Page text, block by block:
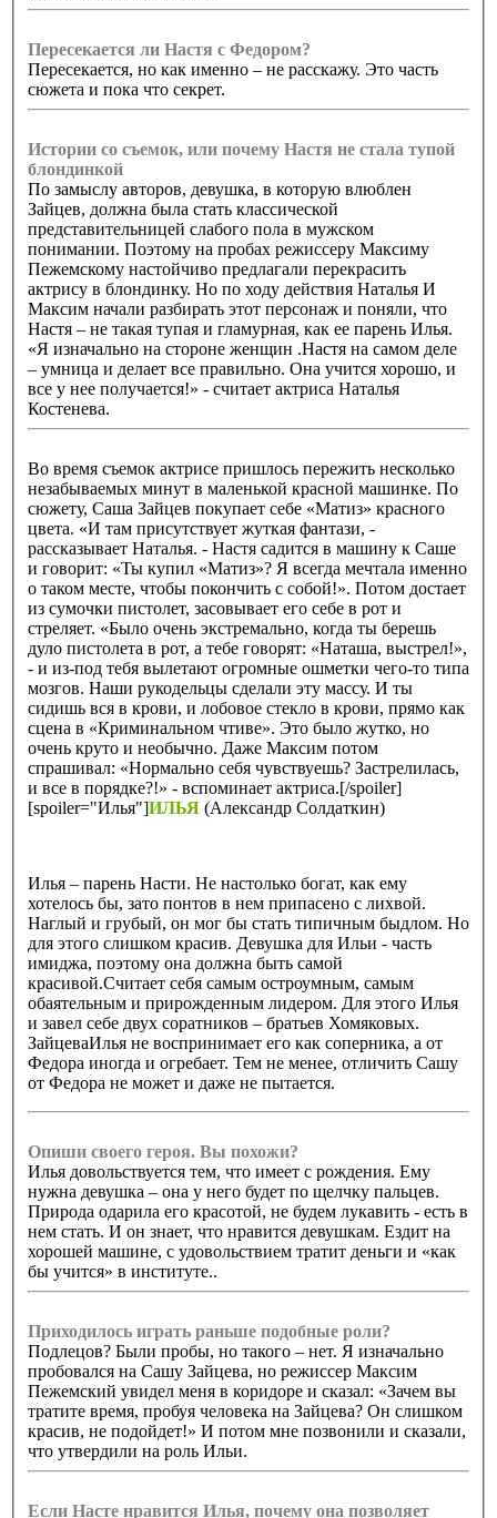
Пересекается ли Настя с Федором?
Пересекается, но как именно – не расскажу. Это часть
сюжета и пока что секрет.
Истории со съемок, или почему Настя не стала тупой
блондинкой
По замыслу авторов, девушка, в которую влюблен
Зайцев, должна была стать классической
представительницей слабого пола в мужском
понимании. Поэтому на пробах режиссеру Максиму
Пежемскому настойчиво предлагали перекрасить
актрису в блондинку. Но по ходу действия Наталья И
Максим начали разбирать этот персонаж и поняли, что
Настя – не такая тупая и гламурная, как ее парень Илья.
«Я изначально на стороне женщин .Настя на самом деле
– умница и делает все правильно. Она учится хорошо, и
все у нее получается!» - считает актриса Наталья
Костенева.
Во время съемок актрисе пришлось пережить несколько
незабываемых минут в маленькой красной машинке. По
сюжету, Саша Зайцев покупает себе «Матиз» красного
цвета. «И там присутствует жуткая фантази, -
рассказывает Наталья. - Настя садится в машину к Саше
и говорит: «Ты купил «Матиз»? Я всегда мечтала именно
о таком месте, чтобы покончить с собой!». Потом достает
из сумочки пистолет, засовывает его себе в рот и
стреляет. «Было очень экстремально, когда ты берешь
дуло пистолета в рот, а тебе говорят: «Наташа, выстрел!»,
- и из-под тебя вылетают огромные ошметки чего-то типа
мозгов. Наши рукодельцы сделали эту массу. И ты
сидишь вся в крови, и лобовое стекло в крови, прямо как
сцена в «Криминальном чтиве». Это было жутко, но
очень круто и необычно. Даже Максим потом
спрашивал: «Нормально себя чувствуешь? Застрелилась,
и все в порядке?!» - вспоминает актриса.[/spoiler]
[spoiler="Илья"]ИЛЬЯ (Александр Солдаткин)
Илья – парень Насти. Не настолько богат, как ему
хотелось бы, зато понтов в нем припасено с лихвой.
Наглый и грубый, он мог бы стать типичным быдлом. Но
для этого слишком красив. Девушка для Ильи - часть
имиджа, поэтому она должна быть самой
красивой.Считает себя самым остроумным, самым
обаятельным и прирожденным лидером. Для этого Илья
и завел себе двух соратников – братьев Хомяковых.
ЗайцеваИлья не воспринимает его как соперника, а от
Федора иногда и огребает. Тем не менее, отличить Сашу
от Федора не может и даже не пытается.
Опиши своего героя. Вы похожи?
Илья довольствуется тем, что имеет с рождения. Ему
нужна девушка – она у него будет по щелчку пальцев.
Природа одарила его красотой, не будем лукавить - есть в
нем стать. И он знает, что нравится девушкам. Ездит на
хорошей машине, с удовольствием тратит деньги и «как
бы учится» в институте..
Приходилось играть раньше подобные роли?
Подлецов? Были пробы, но такого – нет. Я изначально
пробовался на Сашу Зайцева, но режиссер Максим
Пежемский увидел меня в коридоре и сказал: «Зачем вы
тратите время, пробуя человека на Зайцева? Он слишком
красив, не подойдет!» И потом мне позвонили и сказали,
что утвердили на роль Ильи.
Если Насте нравится Илья, почему она позволяет